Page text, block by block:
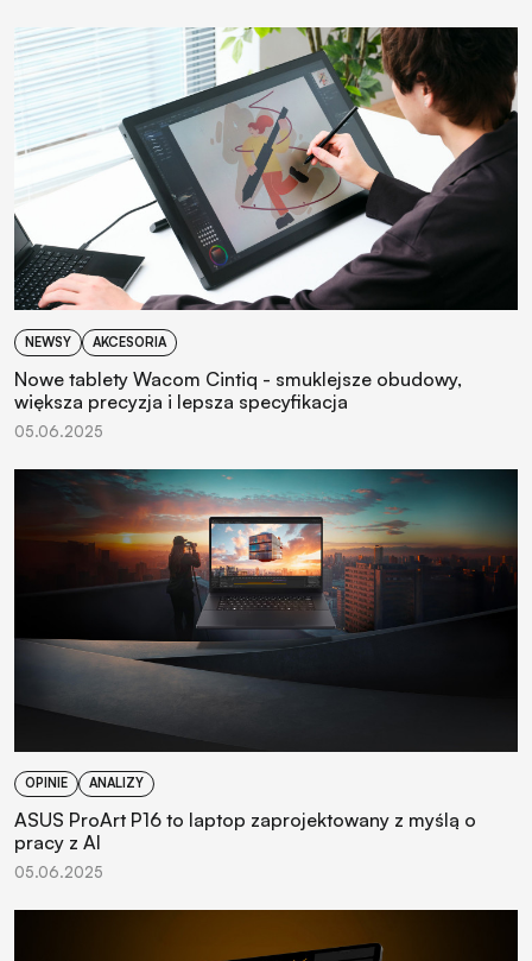
NEWSY AKCESORIA
Nowe tablety Wacom Cintiq - smuklejsze obudowy,
większa precyzja i lepsza specyfikacja
05.06.2025
OPINIE ANALIZY
ASUS ProArt P16 to laptop zaprojektowany z myślą o
pracy z AI
05.06.2025